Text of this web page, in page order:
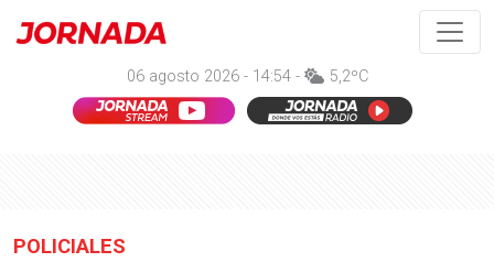
06 agosto 2026 - 14:54 - 5,2ºC
POLICIALES